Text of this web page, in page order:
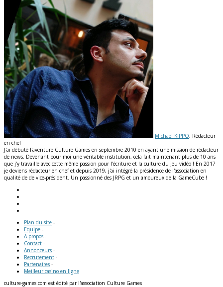
Michaël KIPPO, Rédacteur
en chef
J'ai débuté l'aventure Culture Games en septembre 2010 en ayant une mission de rédacteur
de news. Devenant pour moi une véritable institution, cela fait maintenant plus de 10 ans
que j'y travaille avec cette même passion pour l'écriture et la culture du jeu vidéo ! En 2017
je deviens rédacteur en chef et depuis 2019, j'ai intégré la présidence de l'association en
qualité de de vice-président. Un passionné des JRPG et un amoureux de la GameCube !
Plan du site -
Equipe -
A propos -
Contact -
Annonceurs -
Recrutement -
Partenaires -
Meilleur casino en ligne
culture-games.com est édité par l'association Culture Games